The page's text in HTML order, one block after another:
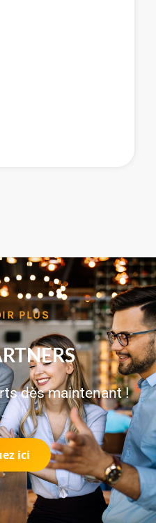
PLUS
dès maintenant !
ici